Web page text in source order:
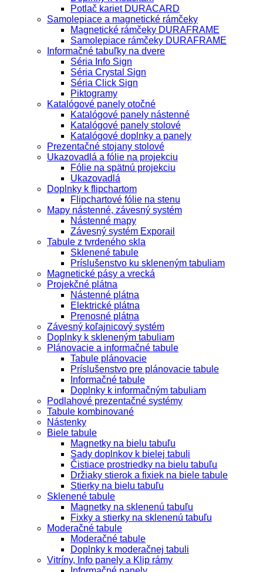
Potlač kariet DURACARD
Samolepiace a magnetické rámčeky
Magnetické rámčeky DURAFRAME
Samolepiace rámčeky DURAFRAME
Informačné tabuľky na dvere
Séria Info Sign
Séria Crystal Sign
Séria Click Sign
Piktogramy
Katalógové panely otočné
Katalógové panely nástenné
Katalógové panely stolové
Katalógové doplnky a panely
Prezentačné stojany stolové
Ukazovadlá a fólie na projekciu
Fólie na spätnú projekciu
Ukazovadlá
Doplnky k flipchartom
Flipchartové fólie na stenu
Mapy nástenné, závesný systém
Nástenné mapy
Závesný systém Exporail
Tabule z tvrdeného skla
Sklenené tabule
Príslušenstvo ku skleneným tabuliam
Magnetické pásy a vrecká
Projekčné plátna
Nástenné plátna
Elektrické plátna
Prenosné plátna
Závesný koľajnicový systém
Doplnky k skleneným tabuliam
Plánovacie a informačné tabule
Tabule plánovacie
Príslušenstvo pre plánovacie tabule
Informačné tabule
Doplnky k informačným tabuliam
Podlahové prezentačné systémy
Tabule kombinované
Nástenky
Biele tabule
Magnetky na bielu tabuľu
Sady doplnkov k bielej tabuli
Čistiace prostriedky na bielu tabuľu
Držiaky stierok a fixiek na biele tabule
Stierky na bielu tabuľu
Sklenené tabule
Magnetky na sklenenú tabuľu
Fixky a stierky na sklenenú tabuľu
Moderačné tabule
Moderačné tabule
Doplnky k moderačnej tabuli
Vitríny, Info panely a Klip rámy